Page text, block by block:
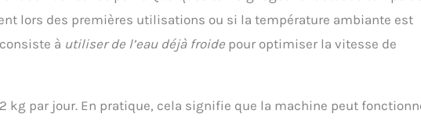
lors des premières utilisations ou si la température ambiante est
à utiliser de l’eau déjà froide pour optimiser la vitesse de
kg par jour. En pratique, cela signifie que la machine peut